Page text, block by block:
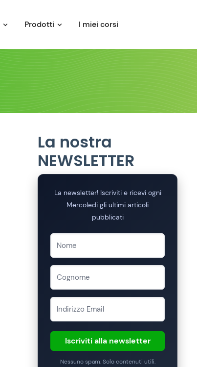
Prodotti I miei corsi
La nostra
NEWSLETTER
La newsletter! Iscriviti e ricevi ogni
Mercoledi gli ultimi articoli
pubblicati
Iscriviti alla newsletter
Nessuno spam. Solo contenuti utili.